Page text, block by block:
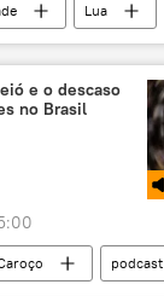
Lua
Tecnologia
e o descaso
no Brasil
podcast